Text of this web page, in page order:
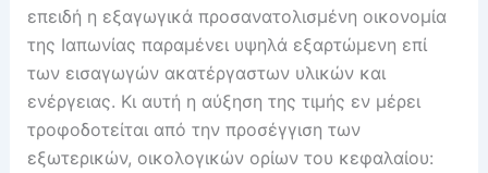
επειδή η εξαγωγικά προσανατολισμένη οικονομία
της Ιαπωνίας παραμένει υψηλά εξαρτώμενη επί
των εισαγωγών ακατέργαστων υλικών και
ενέργειας. Κι αυτή η αύξηση της τιμής εν μέρει
τροφοδοτείται από την προσέγγιση των
εξωτερικών, οικολογικών ορίων του κεφαλαίου: